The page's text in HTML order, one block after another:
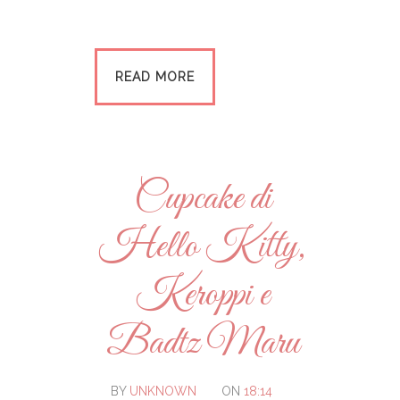
READ MORE
Cupcake di
Hello Kitty,
Keroppi e
Badtz Maru
BY UNKNOWN ON 18:14